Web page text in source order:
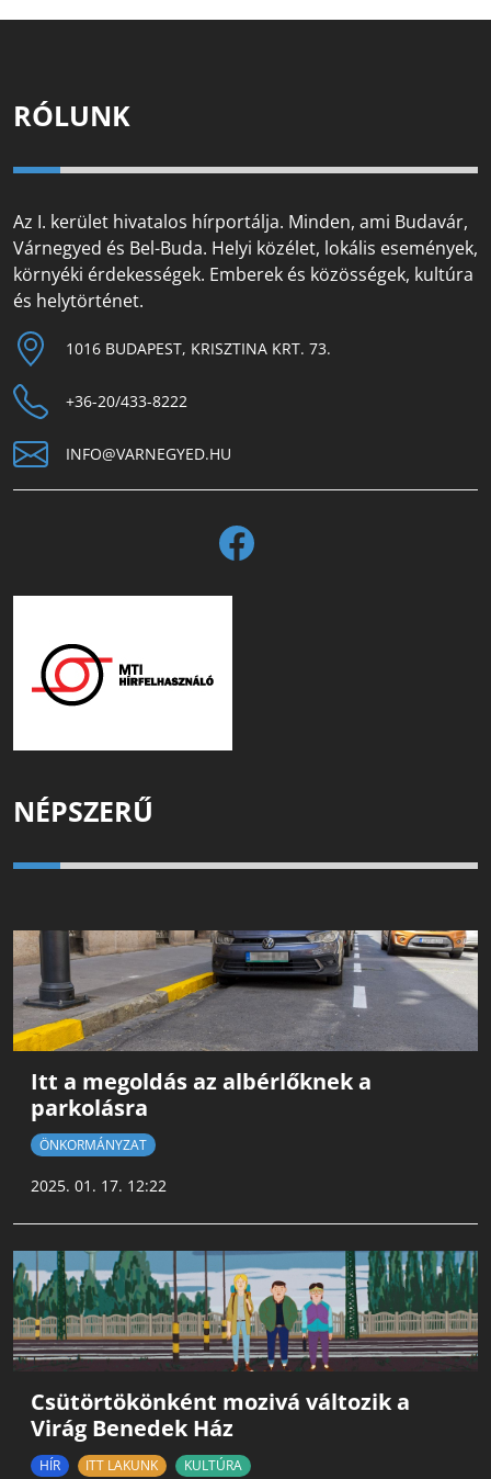
RÓLUNK
Az I. kerület hivatalos hírportálja. Minden, ami Budavár,
Várnegyed és Bel-Buda. Helyi közélet, lokális események,
környéki érdekességek. Emberek és közösségek, kultúra
és helytörténet.
1016 BUDAPEST, KRISZTINA KRT. 73.
+36-20/433-8222
INFO@VARNEGYED.HU
NÉPSZERŰ
Itt a megoldás az albérlőknek a
parkolásra
ÖNKORMÁNYZAT
2025. 01. 17. 12:22
Csütörtökönként mozivá változik a
Virág Benedek Ház
HÍR ITT LAKUNK KULTÚRA